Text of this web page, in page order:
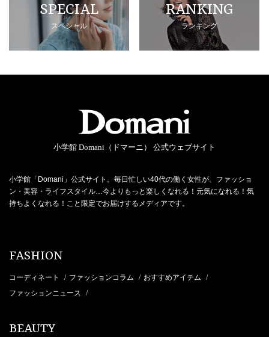
SPECIAL
スペシャル
RANKING
ランキング
小学館 Domani（ドマーニ） 公式ウェブサイト
小学館「Domani」公式サイト。毎日忙しい40代の働く女性が、ファッショ
ン・美容・ライフスタイル…今よりもっと楽しくなれる！元気になれる！気
持ちよくなれる！こと限定でお届けするメディアです。
FASHION
コーディネート / ファッションコラム / おすすめアイテム /
ファッションニュース /
BEAUTY